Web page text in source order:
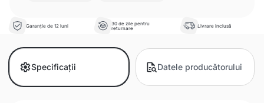
Garanție de 12 luni
30 de zile pentru
returnare
Livrare inclusă
Specificații Datele producătorului